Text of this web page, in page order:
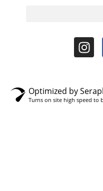
Optimized by
Turns on site high speed to